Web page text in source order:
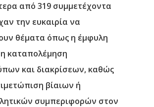
από 319 συμμετέχοντα
την ευκαιρία να
θέματα όπως η έμφυλη
καταπολέμηση
και διακρίσεων, καθώς
βίαιων ή
συμπεριφορών στον